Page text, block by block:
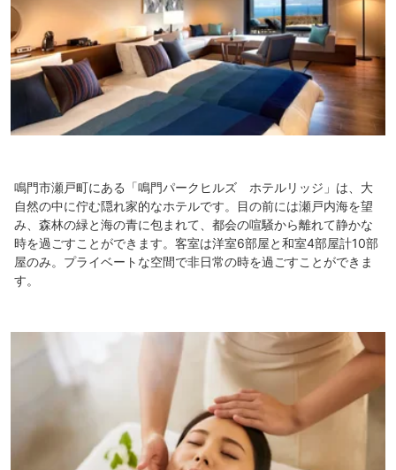
鳴門市瀬戸町にある「鳴門パークヒルズ ホテルリッジ」は、大
自然の中に佇む隠れ家的なホテルです。目の前には瀬戸内海を望
み、森林の緑と海の青に包まれて、都会の喧騒から離れて静かな
時を過ごすことができます。客室は洋室6部屋と和室4部屋計10部
屋のみ。プライベートな空間で非日常の時を過ごすことができま
す。